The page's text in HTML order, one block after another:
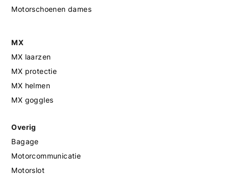
Motorschoenen dames
MX
MX laarzen
MX protectie
MX helmen
MX goggles
Overig
Bagage
Motorcommunicatie
Motorslot